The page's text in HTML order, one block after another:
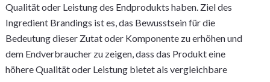
Qualität oder Leistung des Endprodukts haben. Ziel des
Ingredient Brandings ist es, das Bewusstsein für die
Bedeutung dieser Zutat oder Komponente zu erhöhen und
dem Endverbraucher zu zeigen, dass das Produkt eine
höhere Qualität oder Leistung bietet als vergleichbare